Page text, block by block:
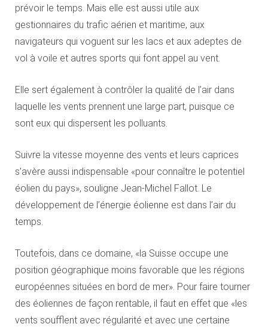
prévoir le temps. Mais elle est aussi utile aux
gestionnaires du trafic aérien et maritime, aux
navigateurs qui voguent sur les lacs et aux adeptes de
vol à voile et autres sports qui font appel au vent.
Elle sert également à contrôler la qualité de l’air dans
laquelle les vents prennent une large part, puisque ce
sont eux qui dispersent les polluants.
Suivre la vitesse moyenne des vents et leurs caprices
s’avère aussi indispensable «pour connaître le potentiel
éolien du pays», souligne Jean-Michel Fallot. Le
développement de l’énergie éolienne est dans l’air du
temps.
Toutefois, dans ce domaine, «la Suisse occupe une
position géographique moins favorable que les régions
européennes situées en bord de mer». Pour faire tourner
des éoliennes de façon rentable, il faut en effet que «les
vents soufflent avec régularité et avec une certaine